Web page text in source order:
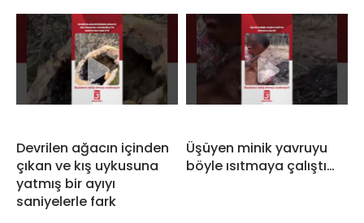
Devrilen ağacın içinden
çıkan ve kış uykusuna
yatmış bir ayıyı
saniyelerle fark
Üşüyen minik yavruyu
böyle ısıtmaya çalıştı…